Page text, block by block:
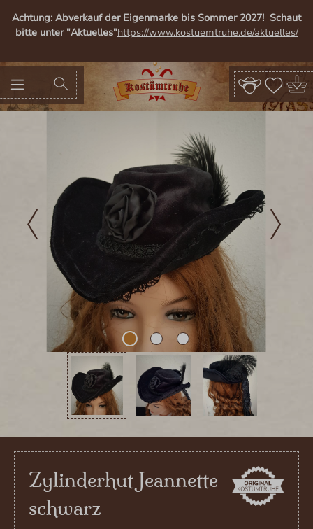
springen
Achtung: Abverkauf der Eigenmarke bis Sommer 2027! Schaut
bitte unter "Aktuelles"https://www.kostuemtruhe.de/aktuelles/
Zylinderhut Jeannette
schwarz